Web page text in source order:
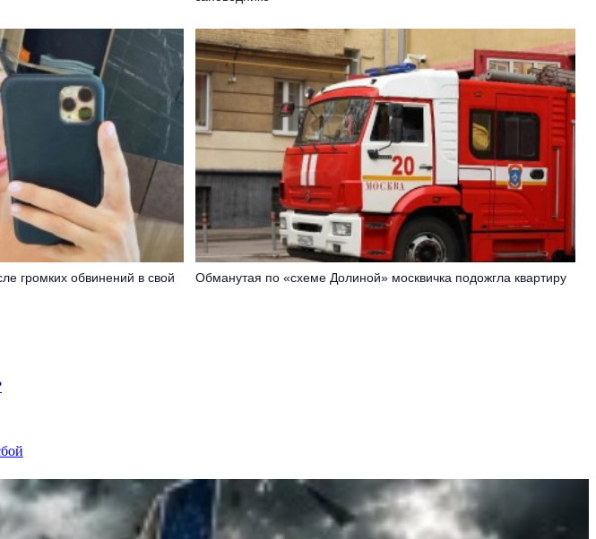
громких обвинений в свой
Обманутая по «схеме Долиной» москвичка подожгла квартиру